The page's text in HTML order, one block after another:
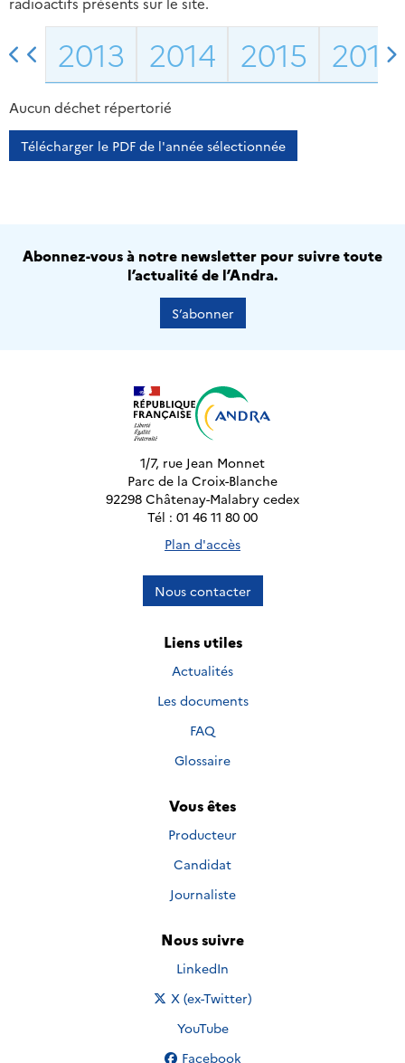
2013 2014 2015 2016
Aucun déchet répertorié
Télécharger le PDF de l'année sélectionnée
Abonnez-vous à notre newsletter pour suivre toute
l’actualité de l’Andra.
S’abonner
1/7, rue Jean Monnet
Parc de la Croix-Blanche
92298 Châtenay-Malabry cedex
Tél : 01 46 11 80 00
Plan d'accès
Nous contacter
Liens utiles
Actualités
Les documents
FAQ
Glossaire
Vous êtes
Producteur
Candidat
Journaliste
Nous suivre
Nous suivre sur
LinkedIn
Nous suivre sur
X (ex-Twitter)
Nous suivre sur
YouTube
Nous suivre sur
Facebook